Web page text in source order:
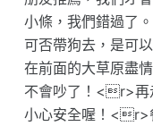
小條，我們錯過了
可否帶狗去，是可
在前面的大草原盡
不會吵了！<r>再
小心安全喔！<r>